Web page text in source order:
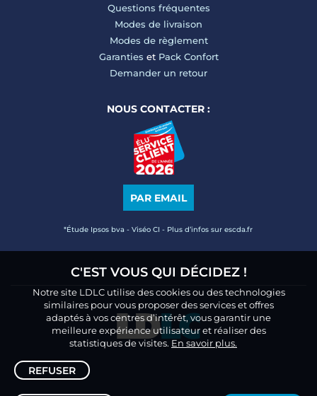
Questions fréquentes
Modes de livraison
Modes de règlement
Garanties et Pack Confort
Demander un retour
NOUS CONTACTER :
PAR EMAIL
*Étude Ipsos bva - Viséo CI - Plus d’infos sur escda.fr
C'EST VOUS QUI DÉCIDEZ !
Notre site LDLC utilise des cookies ou des technologies
similaires pour vous proposer des services et offres
adaptés à vos centres d’intérêt, vous garantir une
meilleure expérience utilisateur et réaliser des
statistiques de visites. En savoir plus.
REFUSER